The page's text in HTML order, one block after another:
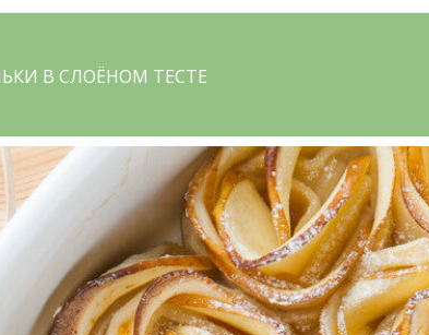
В СЛОЁНОМ ТЕСТЕ